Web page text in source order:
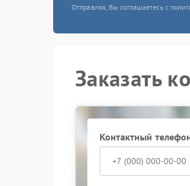
Отправляя, Вы соглашаетесь с
Заказать
Контактный